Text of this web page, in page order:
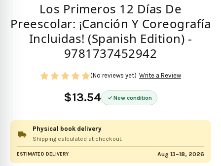
Los Primeros 12 Días De
Preescolar: ¡Canción Y Coreografía
Incluidas! (Spanish Edition) -
9781737452942
$13.54 New condition
(No reviews yet) Write a Review
Physical book delivery
Shipping calculated at checkout.
ESTIMATED DELIVERY Aug 13–18, 2026